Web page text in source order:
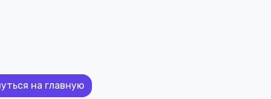
на главную